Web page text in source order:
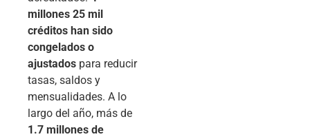
millones 25 mil
créditos han sido
congelados o
ajustados para reducir
tasas, saldos y
mensualidades. A lo
largo del año, más de
1.7 millones de